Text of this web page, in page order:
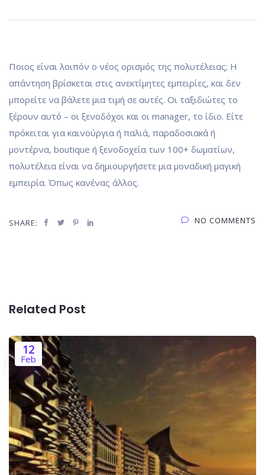
Ποιος είναι λοιπόν ο νέος ορισμός της πολυτέλειας; Η
απάντηση βρίσκεται στις ανεκτίμητες εμπειρίες, και δεν
μπορείτε να βάλετε μια τιμή σε αυτές. Οι ταξιδιώτες το
ξέρουν αυτό – οι ξενοδόχοι και οι manager, το ίδιο. Είτε
πρόκειται για καινούργια ή παλιά, παραδοσιακά ή
μοντέρνα, boutique ή ξενοδοχεία των 100+ δωματίων,
πολυτέλεια είναι να δημιουργήσετε μια μοναδική μαγική
εμπειρία. Όπως κανένας άλλος.
SHARE: NO COMMENTS
Related Post
12
Feb